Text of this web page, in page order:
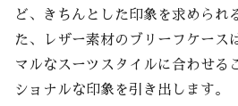
ど、きちんとした印象を求められ
た、レザー素材のブリーフケース
マルなスーツスタイルに合わせる
ショナルな印象を引き出します。